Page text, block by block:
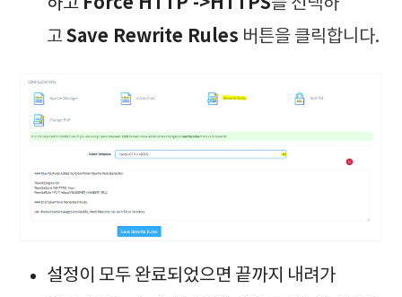
고Save Rewrite Rules 버튼을 클릭합니다.
설정이 모두 완료되었으면 끝까지 내려가